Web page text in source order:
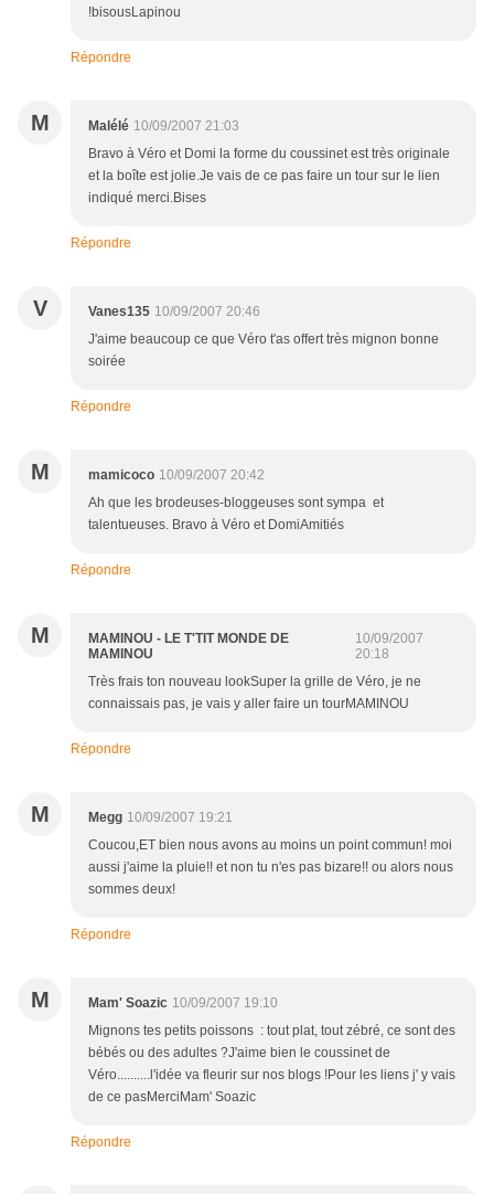
!bisousLapinou
Répondre
M Malélé 10/09/2007 21:03
Bravo à Véro et Domi la forme du coussinet est très originale
et la boîte est jolie.Je vais de ce pas faire un tour sur le lien
indiqué merci.Bises
Répondre
V Vanes135 10/09/2007 20:46
J'aime beaucoup ce que Véro t'as offert très mignon bonne
soirée
Répondre
M mamicoco 10/09/2007 20:42
Ah que les brodeuses-bloggeuses sont sympa et
talentueuses. Bravo à Véro et DomiAmitiés
Répondre
M
MAMINOU - LE T'TIT MONDE DE
MAMINOU
10/09/2007
20:18
Très frais ton nouveau lookSuper la grille de Véro, je ne
connaissais pas, je vais y aller faire un tourMAMINOU
Répondre
M Megg 10/09/2007 19:21
Coucou,ET bien nous avons au moins un point commun! moi
aussi j'aime la pluie!! et non tu n'es pas bizare!! ou alors nous
sommes deux!
Répondre
M Mam' Soazic 10/09/2007 19:10
Mignons tes petits poissons : tout plat, tout zébré, ce sont des
bébés ou des adultes ?J'aime bien le coussinet de
Véro..........l'idée va fleurir sur nos blogs !Pour les liens j' y vais
de ce pasMerciMam' Soazic
Répondre